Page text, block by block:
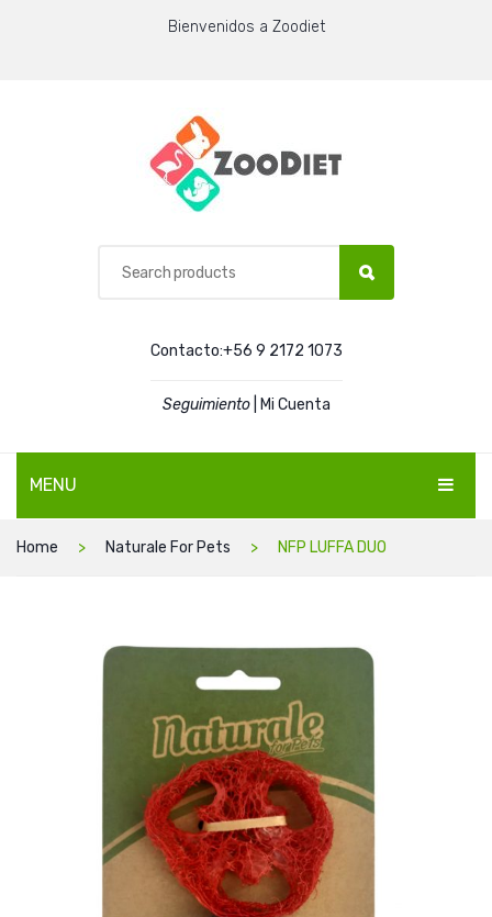
Bienvenidos a Zoodiet
Contacto:+56 9 2172 1073
Seguimiento| Mi Cuenta
MENU
Home Naturale For Pets NFP LUFFA DUO